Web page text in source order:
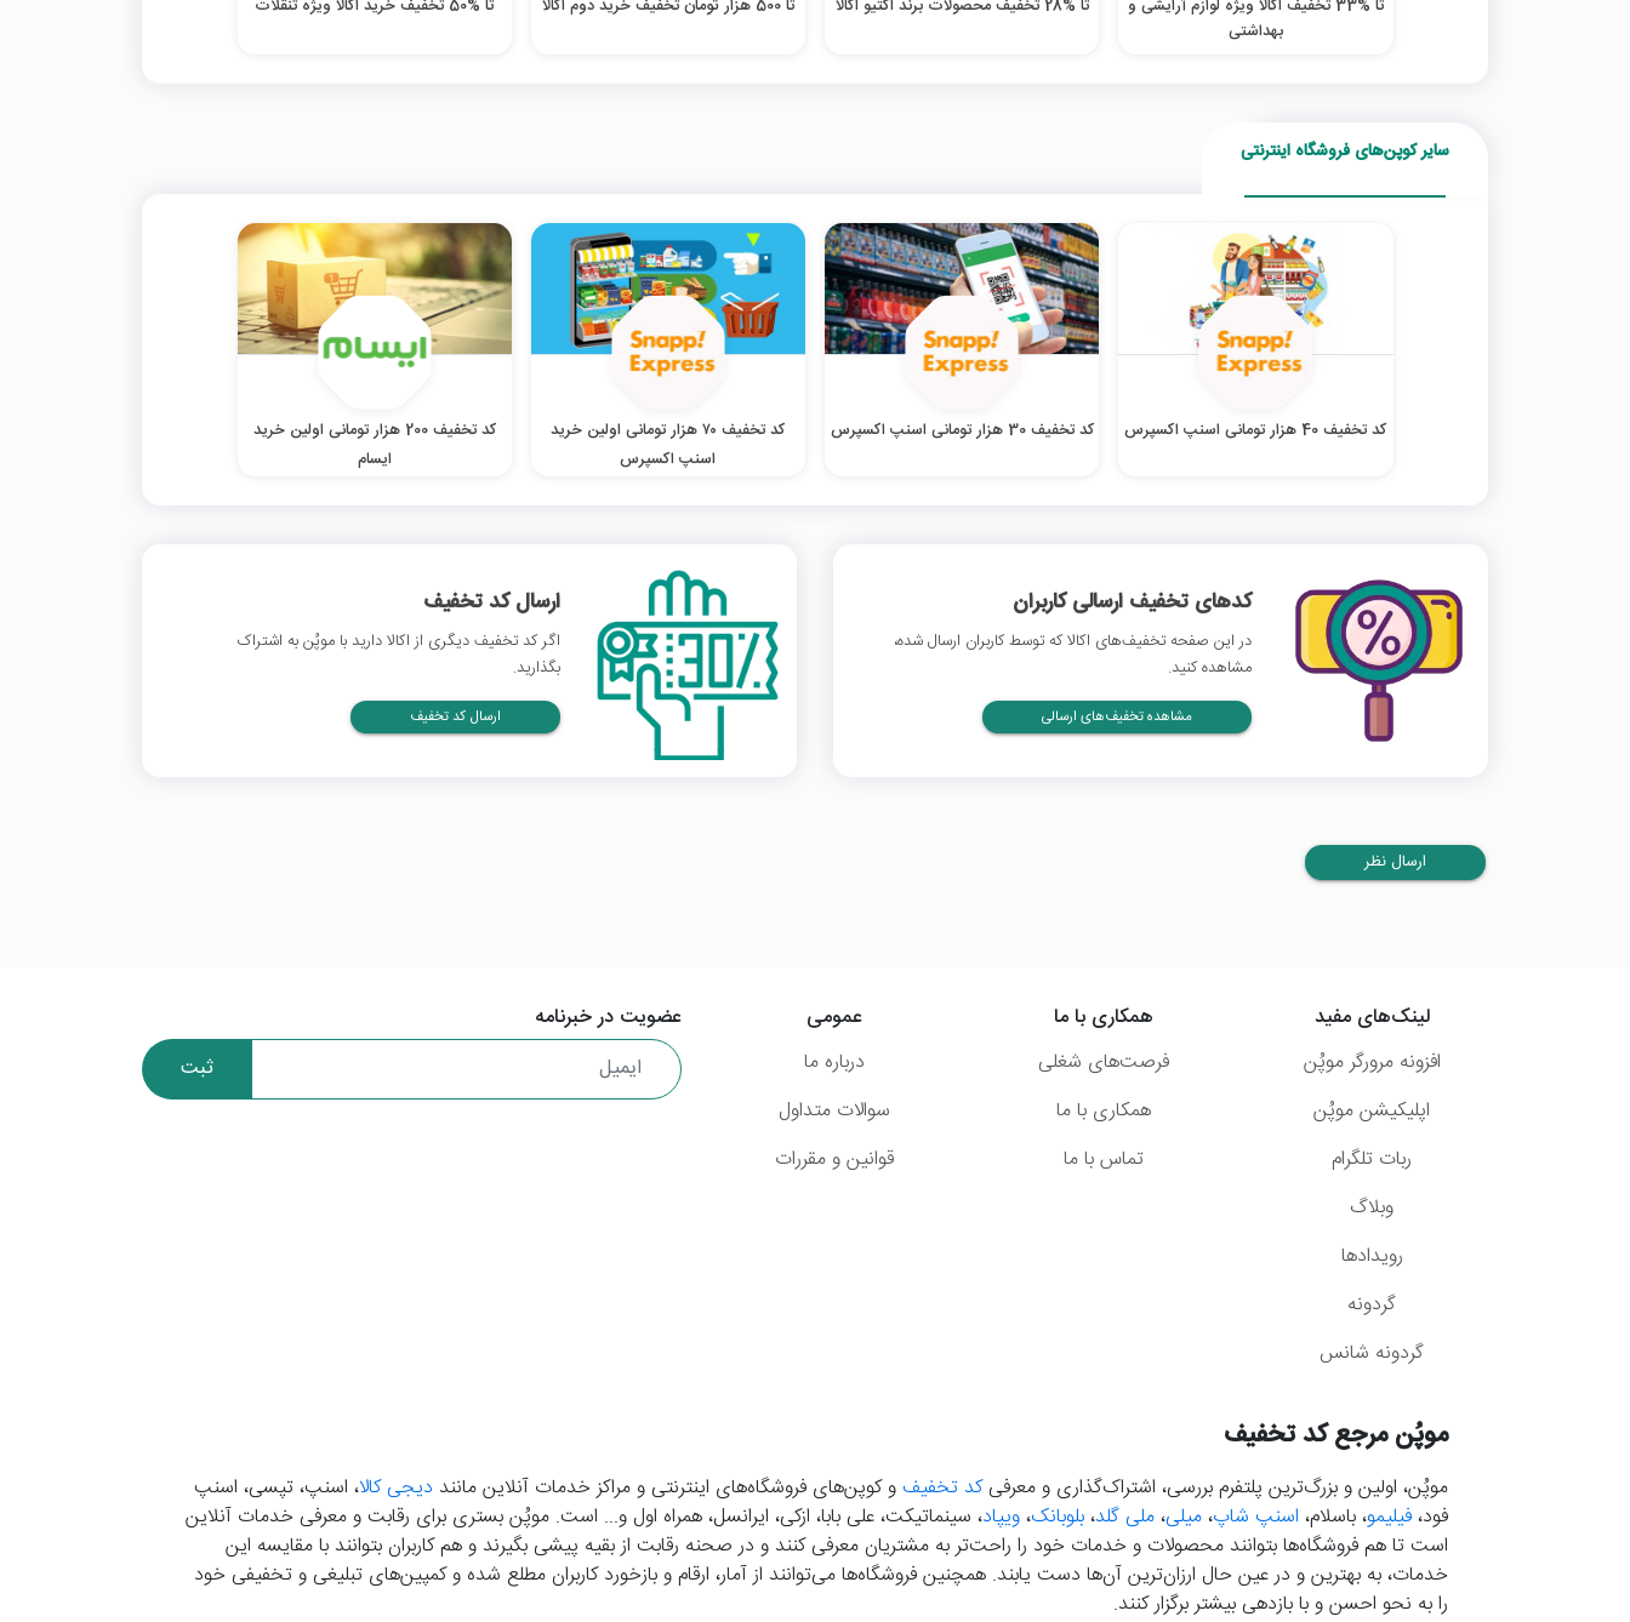
تا %33 تخفیف اکالا ویژه لوازم آرایشی و
بهداشتی
تا %28 تخفیف محصولات برند اکتیو اکالا تا 500 هزار تومان تخفیف خرید دوم اکالا تا %50 تخفیف خرید اکالا ویژه تنقلات
سایر کوپن‌های فروشگاه اینترنتی
کد تخفیف 40 هزار تومانی اسنپ اکسپرس کد تخفیف 30 هزار تومانی اسنپ اکسپرس
کد تخفیف ۷۰ هزار تومانی اولین خرید
اسنپ اکسپرس
کد تخفیف 200 هزار تومانی اولین خرید
ایسام
کدهای تخفیف ارسالی کاربران
در این صفحه تخفیف‌های اکالا که توسط کاربران ارسال شده،
مشاهده کنید.
مشاهده تخفیف‌های ارسالی
ارسال کد تخفیف
اگر کد تخفیف دیگری از اکالا دارید با موپُن به اشتراک
بگذارید.
ارسال کد تخفیف
ارسال نظر
عضویت در خبرنامه
ثبت
لینک‌های مفید
افزونه مرورگر موپُن
اپلیکیشن موپُن
ربات تلگرام
وبلاگ
رویدادها
گردونه
گردونه شانس
همکاری با ما
فرصت‌های شغلی
همکاری با ما
تماس با ما
عمومی
درباره ما
سوالات متداول
قوانین و مقررات
موپُن مرجع کد تخفیف
موپُن، اولین و بزرگ‌ترین پلتفرم بررسی، اشتراک‌گذاری و معرفیکد تخفیفو کوپن‌های فروشگاه‌های اینترنتی و مراکز خدمات آنلاین مانند دیجی کالا، اسنپ، تپسی، اسنپ
فود، فیلیمو، باسلام، اسنپ شاپ، میلی، ملی گلد، بلوبانک، ویپاد، سینماتیکت، علی بابا، ازکی، ایرانسل، همراه اول و... است. موپُن بستری برای رقابت و معرفی خدمات آنلاین
است تا هم فروشگاه‌ها بتوانند محصولات و خدمات خود را راحت‌تر به مشتریان معرفی کنند و در صحنه رقابت از بقیه پیشی بگیرند و هم کاربران بتوانند با مقایسه این
خدمات، به بهترین و در عین حال ارزان‌ترین آن‌ها دست‌ یابند. همچنین فروشگاه‌ها می‌توانند از آمار، ارقام و بازخورد کاربران مطلع شده و کمپین‌های تبلیغی و تخفیفی خود
را به نحو احسن و با بازدهی بیشتر برگزار کنند.